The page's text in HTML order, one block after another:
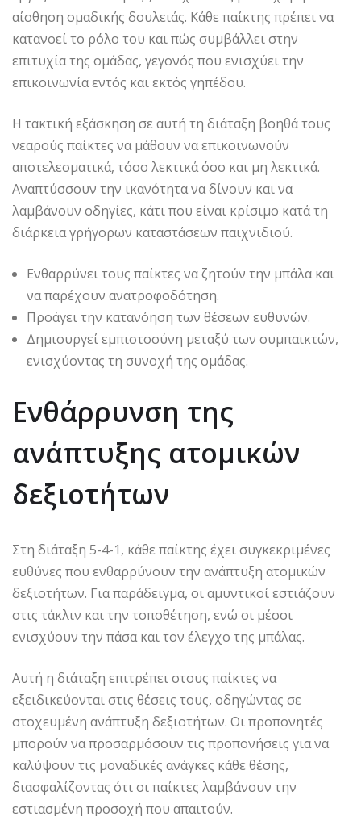
αίσθηση ομαδικής δουλειάς. Κάθε παίκτης πρέπει να
κατανοεί το ρόλο του και πώς συμβάλλει στην
επιτυχία της ομάδας, γεγονός που ενισχύει την
επικοινωνία εντός και εκτός γηπέδου.
Η τακτική εξάσκηση σε αυτή τη διάταξη βοηθά τους
νεαρούς παίκτες να μάθουν να επικοινωνούν
αποτελεσματικά, τόσο λεκτικά όσο και μη λεκτικά.
Αναπτύσσουν την ικανότητα να δίνουν και να
λαμβάνουν οδηγίες, κάτι που είναι κρίσιμο κατά τη
διάρκεια γρήγορων καταστάσεων παιχνιδιού.
Ενθαρρύνει τους παίκτες να ζητούν την μπάλα και
να παρέχουν ανατροφοδότηση.
Προάγει την κατανόηση των θέσεων ευθυνών.
Δημιουργεί εμπιστοσύνη μεταξύ των συμπαικτών,
ενισχύοντας τη συνοχή της ομάδας.
Ενθάρρυνση της
ανάπτυξης ατομικών
δεξιοτήτων
Στη διάταξη 5-4-1, κάθε παίκτης έχει συγκεκριμένες
ευθύνες που ενθαρρύνουν την ανάπτυξη ατομικών
δεξιοτήτων. Για παράδειγμα, οι αμυντικοί εστιάζουν
στις τάκλιν και την τοποθέτηση, ενώ οι μέσοι
ενισχύουν την πάσα και τον έλεγχο της μπάλας.
Αυτή η διάταξη επιτρέπει στους παίκτες να
εξειδικεύονται στις θέσεις τους, οδηγώντας σε
στοχευμένη ανάπτυξη δεξιοτήτων. Οι προπονητές
μπορούν να προσαρμόσουν τις προπονήσεις για να
καλύψουν τις μοναδικές ανάγκες κάθε θέσης,
διασφαλίζοντας ότι οι παίκτες λαμβάνουν την
εστιασμένη προσοχή που απαιτούν.